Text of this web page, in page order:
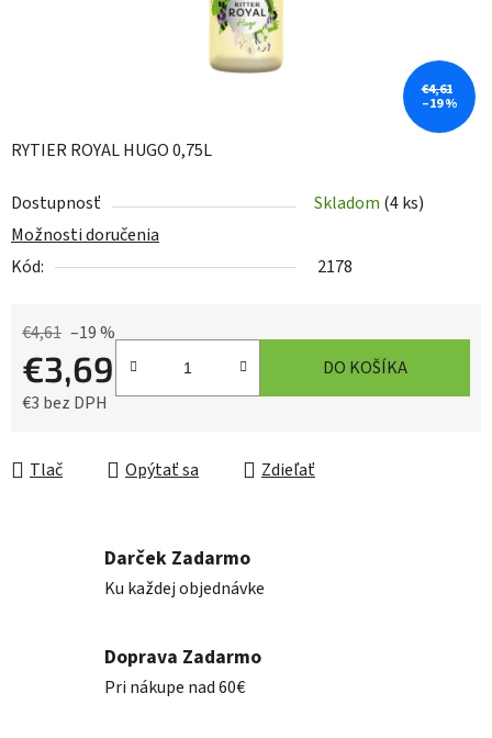
RYTIER ROYAL HUGO 0,75L
Dostupnosť Skladom (4 ks)
Možnosti doručenia
Kód:
2178
€4,61 –19 %
€3,69
€3 bez DPH
DO KOŠÍKA
Tlač Opýtať sa Zdieľať
€4,61
–19 %
Darček Zadarmo
Ku každej objednávke
Doprava Zadarmo
Pri nákupe nad 60€